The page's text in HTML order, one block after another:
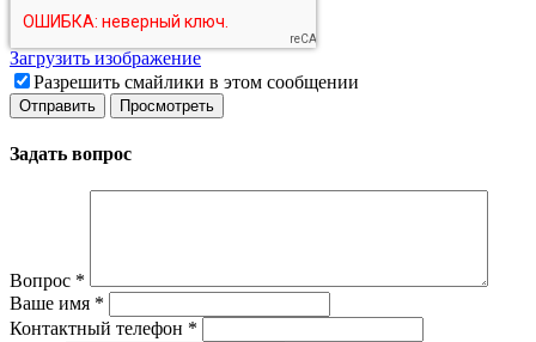
Загрузить изображение
Разрешить смайлики в этом сообщении
Задать вопрос
Вопрос *
Ваше имя *
Контактный телефон *